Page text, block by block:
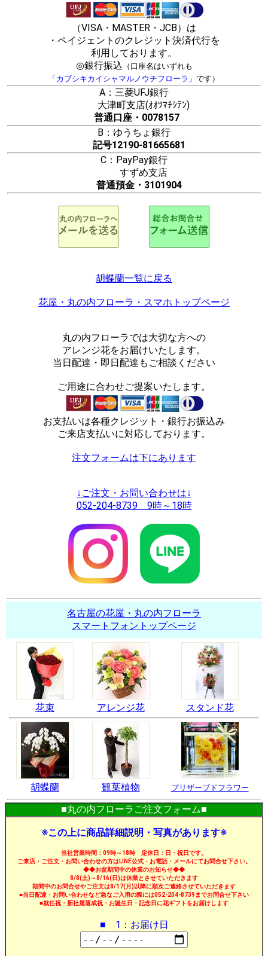
（VISA・MASTER・JCB）は
・ペイジェントのクレジット決済代行を
利用しております。
◎銀行振込 （口座名はいずれも
「カブシキカイシャマルノウチフローラ」 です）
A：三菱UFJ銀行
大津町支店(ｵｵﾂﾏﾁｼﾃﾝ)
普通口座・0078157
B：ゆうちょ銀行
記号12190-81665681
C：PayPay銀行
すずめ支店
普通預金・3101904
胡蝶蘭一覧に戻る
花屋・丸の内フローラ・スマホトップページ
丸の内フローラでは大切な方への
アレンジ花をお届けいたします。
当日配達・即日配達もご相談ください
ご用途に合わせご提案いたします。
お支払いは各種クレジット・銀行お振込み
ご来店支払いに対応しております。
注文フォームは下にあります
↓ご注文・お問い合わせは↓
052-204-8739 9時～18時
名古屋の花屋・丸の内フローラ
スマートフォントップページ
花束 アレンジ花 スタンド花
胡蝶蘭 観葉植物 プリザーブドフラワー
■丸の内フローラご注文フォーム■
※この上に商品詳細説明・写真があります※
当社営業時間：09時～18時 定休日：日・祝日です。
ご来店・ご注文・お問い合わせの方はLINE公式・お電話・メールにてお問合せ下さい。
◆◆お盆期間中の休業のお知らせ◆◆
8/8(土)～8/16(日)は休業とさせていただきます
期間中のお問合せやご注文は8/17(月)以降に順次ご連絡させていただきます
■当日配達・お問い合わせなど急なご入用の際には052-204-8739までお問合せ下さい
■就任祝・新社屋落成祝・お誕生日・記念日に花ギフトをお届けします
■ 1：お届け日